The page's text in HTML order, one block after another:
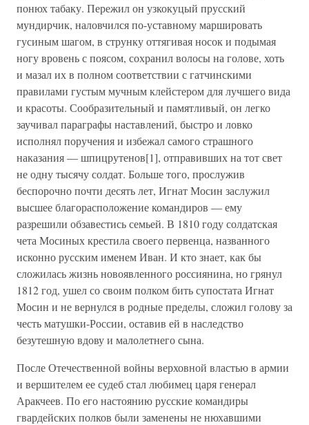
понюх табаку. Пережил он узкокуцый прусский
мундирчик, наловчился по-уставному маршировать
гусиным шагом, в струнку оттягивая носок и подымая
ногу вровень с поясом, сохранил волосы на голове, хоть
и мазал их в полном соответствии с гатчинскими
правилами густым мучным клейстером для лучшего вида
и красоты. Сообразительный и памятливый, он легко
заучивал параграфы наставлений, быстро и ловко
исполнял поручения и избежал самого страшного
наказания — шпицрутенов[1], отправивших на тот свет
не одну тысячу солдат. Больше того, прослужив
беспорочно почти десять лет, Игнат Мосин заслужил
высшее благорасположение командиров — ему
разрешили обзавестись семьей. В 1810 году солдатская
чета Мосиных крестила своего первенца, названного
исконно русским именем Иван. И кто знает, как бы
сложилась жизнь новоявленного россиянина, но грянул
1812 год, ушел со своим полком бить супостата Игнат
Мосин и не вернулся в родные пределы, сложил голову за
честь матушки-России, оставив ей в наследство
безутешную вдову и малолетнего сына.
После Отечественной войны верховной властью в армии
и вершителем ее судеб стал любимец царя генерал
Аракчеев. По его настоянию русские командиры
гвардейских полков были заменены не нюхавшими